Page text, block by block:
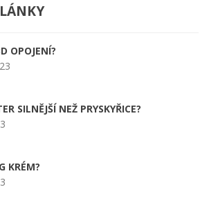
OPOJENÍ?
SILNĚJŠÍ NEŽ PRYSKYŘICE?
KRÉM?